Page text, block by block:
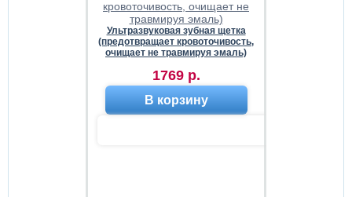
Ультразвуковая зубная щетка
(предотвращает кровоточивость,
очищает не травмируя эмаль)
1769 р.
В корзину